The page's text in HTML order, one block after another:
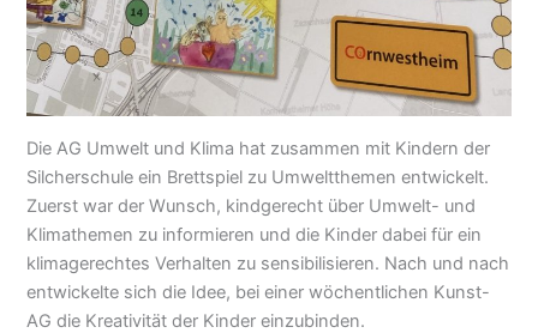
Die AG Umwelt und Klima hat zusammen mit Kindern der
Silcherschule ein Brettspiel zu Umweltthemen entwickelt.
Zuerst war der Wunsch, kindgerecht über Umwelt- und
Klimathemen zu informieren und die Kinder dabei für ein
klimagerechtes Verhalten zu sensibilisieren. Nach und nach
entwickelte sich die Idee, bei einer wöchentlichen Kunst-
AG die Kreativität der Kinder einzubinden.